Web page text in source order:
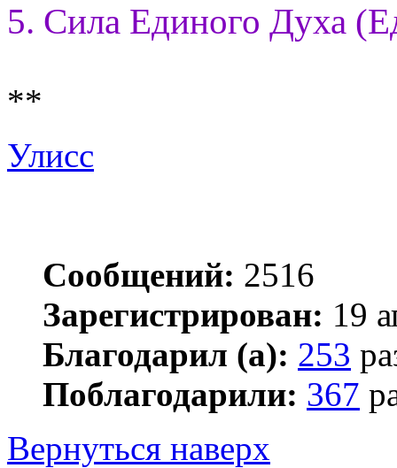
5. Сила Единого Духа
**
Улисс
Сообщений: 2516
Зарегистрирован: 19
Благодарил (а): 253
Поблагодарили: 367
Вернуться наверх